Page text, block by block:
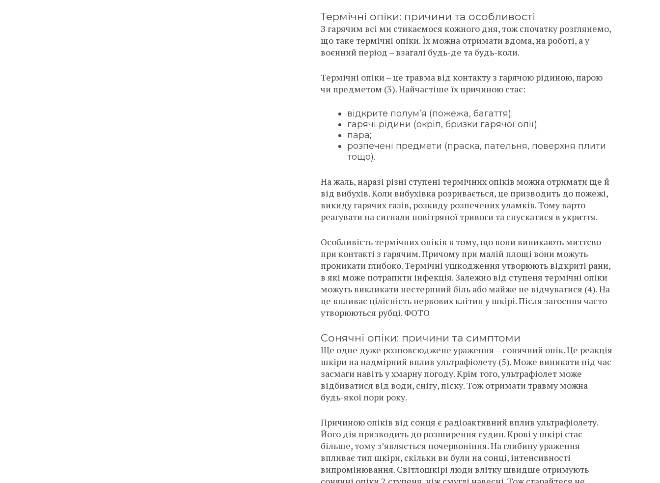
Термічні опіки: причини та особливості
З гарячим всі ми стикаємося кожного дня, тож спочатку розглянемо,
що таке термічні опіки. Їх можна отримати вдома, на роботі, а у
воєнний період – взагалі будь-де та будь-коли.
Термічні опіки – це травма від контакту з гарячою рідиною, парою
чи предметом (3). Найчастіше їх причиною стає:
відкрите полум’я (пожежа, багаття);
гарячі рідини (окріп, бризки гарячої олії);
пара;
розпечені предмети (праска, пательня, поверхня плити
тощо).
На жаль, наразі різні ступені термічних опіків можна отримати ще й
від вибухів. Коли вибухівка розривається, це призводить до пожежі,
викиду гарячих газів, розкиду розпечених уламків. Тому варто
реагувати на сигнали повітряної тривоги та спускатися в укриття.
Особливість термічних опіків в тому, що вони виникають миттєво
при контакті з гарячим. Причому при малій площі вони можуть
проникати глибоко. Термічні ушкодження утворюють відкриті рани,
в які може потрапити інфекція. Залежно від ступеня термічні опіки
можуть викликати нестерпний біль або майже не відчуватися (4). На
це впливає цілісність нервових клітин у шкірі. Після загоєння часто
утворюються рубці. ФОТО
Сонячні опіки: причини та симптоми
Ще одне дуже розповсюджене ураження – сонячний опік. Це реакція
шкіри на надмірний вплив ультрафіолету (5). Може виникати під час
засмаги навіть у хмарну погоду. Крім того, ультрафіолет може
відбиватися від води, снігу, піску. Тож отримати травму можна
будь-якої пори року.
Причиною опіків від сонця є радіоактивний вплив ультрафіолету.
Його дія призводить до розширення судин. Крові у шкірі стає
більше, тому з’являється почервоніння. На глибину ураження
впливає тип шкіри, скільки ви були на сонці, інтенсивності
випромінювання. Світлошкірі люди влітку швидше отримують